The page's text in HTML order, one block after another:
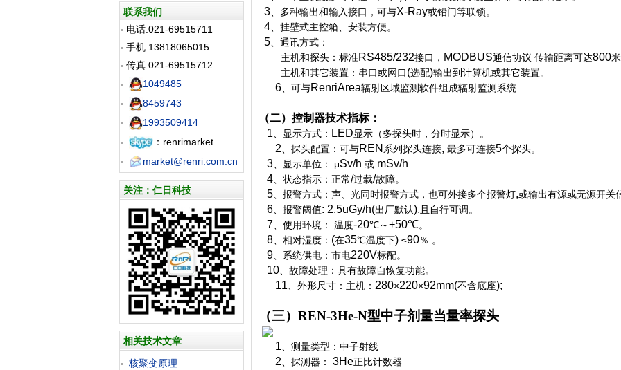
联系我们
电话:021-69515711
手机:13818065015
传真:021-69515712
1049485
8459743
1993509414
：renrimarket
market@renri.com.cn
关注：仁日科技
相关技术文章
核聚变原理
3 、多种输出和输入接口，可与X-Ray或铅门等联锁。
4 、挂壁式主控箱、安装方便。
5 、通讯方式：
主机和探头：标准RS485/232接口， MODBUS通信协议 传输距离可达800米
主机和其它装置：串口或网口(选配)输出到计算机或其它装置。
6 、可与RenriArea辐射区域监测软件组成辐射监测系统
（二）控制器技术指标：
1 、显示方式： LED显示（多探头时，分时显示）。
2 、探头配置：可与REN 系列探头连接, 最多可连接5个探头。
3 、显示单位： μSv/h 或 mSv/h
4 、状态指示：正常/过载/故障。
5 、报警方式：声、光同时报警方式，也可外接多个报警灯,或输出有源或无源开关
6 、报警阈值: 2.5uGy/h(出厂默认), 且自行可调。
7 、使用环境： 温度-20℃～+50℃。
8 、相对湿度： (在35℃温度下) ≤90％ 。
9 、系统供电：市电220V标配。
10 、故障处理：具有故障自恢复功能。
11 、外形尺寸：主机： 280×220×92mm(不含底座);
（三） REN-3He-N型中子剂量当量率探头
1 、测量类型：中子射线
2 、探测器： 3He正比计数器